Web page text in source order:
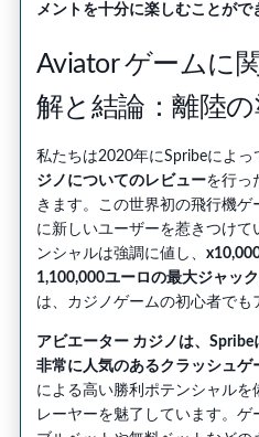
メントを十分に楽しむことがで
Aviator ゲームに
解と結論：離陸の
私たちは2020年にSpribeによっ
ジノについてのレビューを行っ
きます。この世界初の飛行機
に新しいユーザーを惹きつけ
ンシャルは強調に値し、
1,100,000ユーロの最大ジャッ
は、カジノゲームの初心者でも
アビエーター カジノは、
非常に人気のあるクラッシュゲ
による高い勝利ポテンシャル
レーヤーを魅了しています。